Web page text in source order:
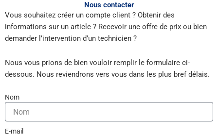
Nous contacter
Vous souhaitez créer un compte client ? Obtenir des
informations sur un article ? Recevoir une offre de prix ou bien
demander l’intervention d’un technicien ?
Nous vous prions de bien vouloir remplir le formulaire ci-
dessous. Nous reviendrons vers vous dans les plus bref délais.
Nom
E-mail